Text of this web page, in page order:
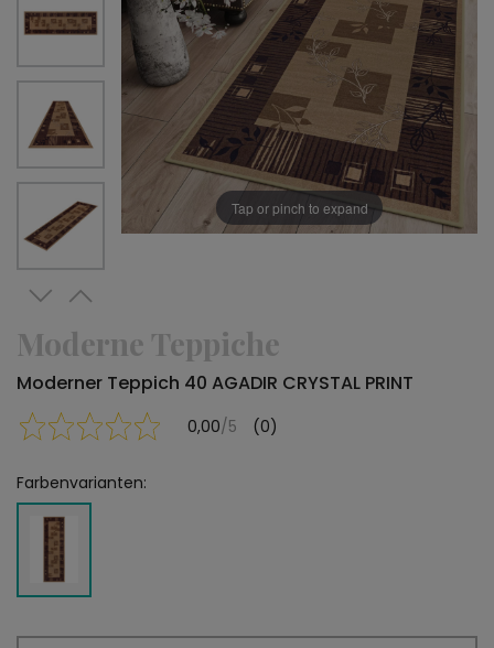
Tap or pinch to expand
Moderne Teppiche
Moderner Teppich 40 AGADIR CRYSTAL PRINT
0,00/5 (0)
Farbenvarianten: